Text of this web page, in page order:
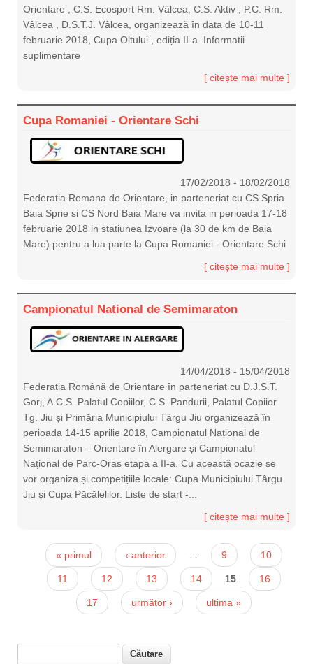
Orientare , C.S. Ecosport Rm. Vâlcea, C.S. Aktiv , P.C. Rm.
Vâlcea , D.S.T.J. Vâlcea, organizează în data de 10-11
februarie 2018, Cupa Oltului , ediția II-a. Informatii
suplimentare
[ citește mai multe ]
Cupa Romaniei - Orientare Schi
17/02/2018 - 18/02/2018
Federatia Romana de Orientare, in parteneriat cu CS Spria
Baia Sprie si CS Nord Baia Mare va invita in perioada 17-18
februarie 2018 in statiunea Izvoare (la 30 de km de Baia
Mare) pentru a lua parte la Cupa Romaniei - Orientare Schi
[ citește mai multe ]
Campionatul National de Semimaraton
14/04/2018 - 15/04/2018
Federația Română de Orientare în parteneriat cu D.J.S.T.
Gorj, A.C.S. Palatul Copiilor, C.S. Pandurii, Palatul Copiior
Tg. Jiu și Primăria Municipiului Târgu Jiu organizează în
perioada 14-15 aprilie 2018, Campionatul Național de
Semimaraton – Orientare în Alergare și Campionatul
Național de Parc-Oraș etapa a II-a. Cu această ocazie se
vor organiza și competițiile locale: Cupa Municipiului Târgu
Jiu și Cupa Păcălelilor. Liste de start -...
[ citește mai multe ]
Pagini« primul ‹ anterior 9 10
11 12 13 14 15 16
17 următor › ultima »
Formular de căutare